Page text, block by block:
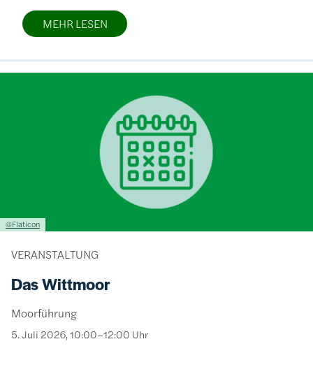
MEHR LESEN
Lizenzinformationen einschließlich Urheberrecht
©Flaticon
VERANSTALTUNG
Das Wittmoor
Moorführung
5. Juli 2026, 10:00–12:00 Uhr